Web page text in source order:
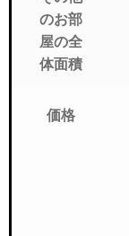
のお部
屋の全
体面積
価格